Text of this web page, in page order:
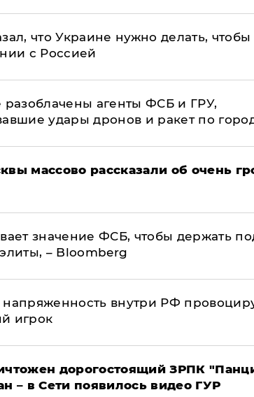
что Украине нужно делать, чтобы
с Россией
разоблачены агенты ФСБ и ГРУ,
удары дронов и ракет по
массово рассказали об очень
значение ФСБ, чтобы держать
– Bloomberg
внутри РФ
игрок
дорогостоящий ЗРПК
– в Сети появилось видео ГУР